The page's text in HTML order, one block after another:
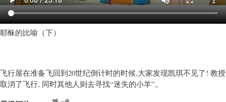
耶稣的比喻（下）
飞行屋在准备飞回到20世纪倒计时的时候,大家发现凯琪不见了! 教授
取消了飞行, 同时其他人则去寻找“迷失的小羊”。